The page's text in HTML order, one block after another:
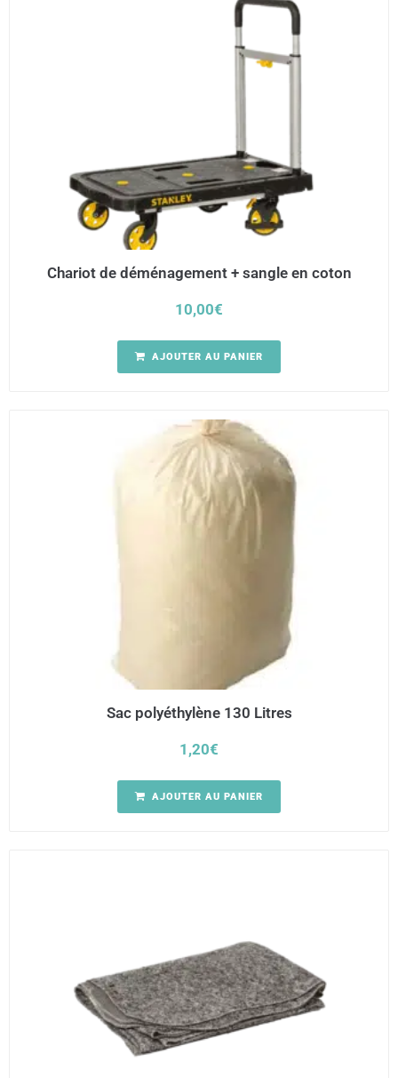
Chariot de déménagement + sangle en coton
10,00€
AJOUTER AU PANIER
Sac polyéthylène 130 Litres
1,20€
AJOUTER AU PANIER